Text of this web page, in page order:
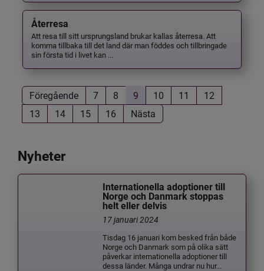
Återresa
Att resa till sitt ursprungsland brukar kallas återresa. Att
komma tillbaka till det land där man föddes och tillbringade
sin första tid i livet kan ...
Föregående 7 8 9 10 11
12
13
14 15 16 Nästa
Nyheter
Internationella adoptioner till
Norge och Danmark stoppas
helt eller delvis
17 januari 2024
Tisdag 16 januari kom besked från både
Norge och Danmark som på olika sätt
påverkar internationella adoptioner till
dessa länder. Många undrar nu hur...